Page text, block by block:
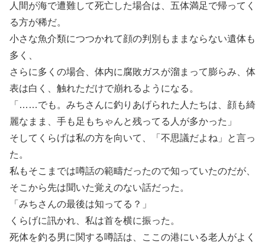
人間が海で遭難して死亡した場合は、五体満足で帰ってく
る方が稀だ。
小さな魚介類につつかれて顔の判別もままならない遺体も
多く、
さらに多くの場合、体内に腐敗ガスが溜まって膨らみ、体
表は白く、触れただけで崩れるようになる。
「……でも。みちさんに釣りあげられた人たちは、顔も綺
麗なまま、手も足もちゃんと残ってる人が多かった」
そしてくらげは私の方を向いて、「不思議だよね」と言っ
た。
私もそこまでは噂話の範疇だったので知っていたのだが、
そこから先は聞いた覚えのない話だった。
「みちさんの最後は知ってる？」
くらげに訊かれ、私は首を横に振った。
死体を釣る男に関する噂話は、ここの港にいる老人がよく